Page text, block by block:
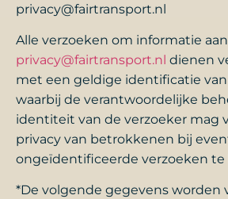
privacy@fairtransport.nl
Alle verzoeken om informatie aan
privacy@fairtransport.nl dienen
met een geldige identificatie van
waarbij de verantwoordelijke
identiteit van de verzoeker mag
privacy van betrokkenen bij
ongeïdentificeerde verzoeken te
*De volgende gegevens worden